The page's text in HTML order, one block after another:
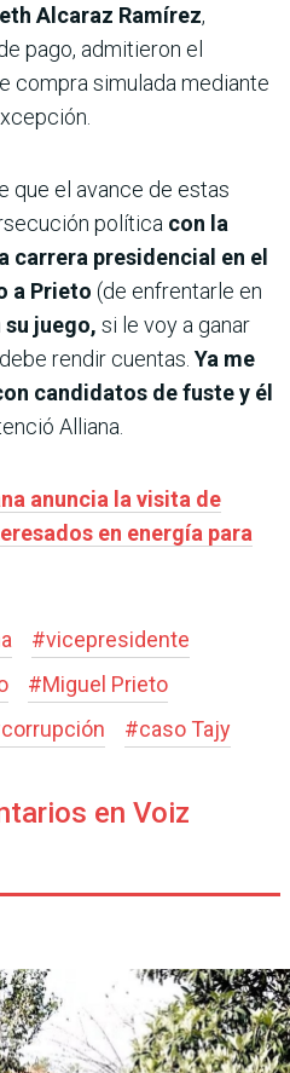
Alcaraz Ramírez,
pago, admitieron el
compra simulada mediante
que el avance de estas
política con la
carrera presidencial en el
a Prieto (de enfrentarle en
su juego, si le voy a ganar
rendir cuentas. Ya me
candidatos de fuste y él
Alliana.
anuncia la visita de
en energía para
#vicepresidente
#Miguel Prieto
corrupción #caso Tajy
en Voiz